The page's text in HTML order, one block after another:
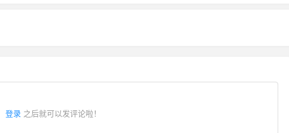
登录 之后就可以发评论啦！